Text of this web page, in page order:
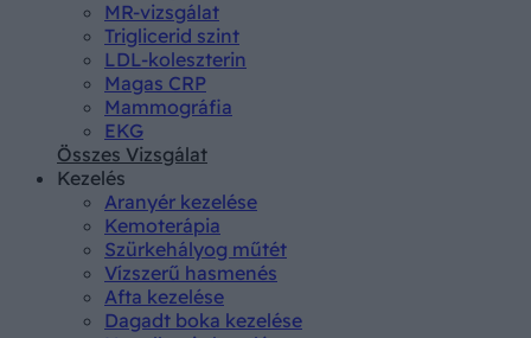
MR-vizsgálat
Triglicerid szint
LDL-koleszterin
Magas CRP
Mammográfia
EKG
Összes Vizsgálat
Kezelés
Aranyér kezelése
Kemoterápia
Szürkehályog műtét
Vízszerű hasmenés
Afta kezelése
Dagadt boka kezelése